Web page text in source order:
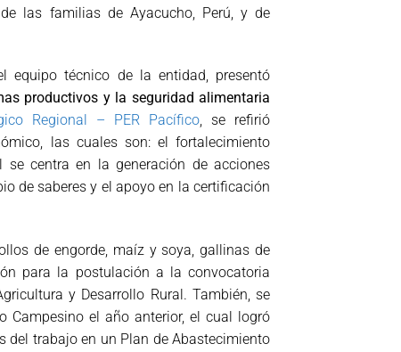
las familias de Ayacucho, Perú, y de
equipo técnico de la entidad, presentó
productivos y la seguridad alimentaria
Regional – PER Pacífico, se refirió
las cuales son: el fortalecimiento
centra en la generación de acciones
de saberes y el apoyo en la certificación
de engorde, maíz y soya, gallinas de
para la postulación a la convocatoria
y Desarrollo Rural. También, se
Campesino el año anterior, el cual logró
del trabajo en un Plan de Abastecimiento